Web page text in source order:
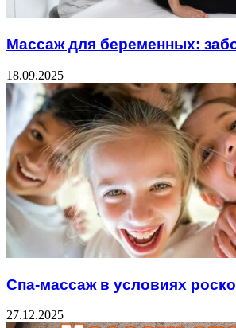
Массаж для беременных:
18.09.2025
Спа-массаж в условиях
27.12.2025